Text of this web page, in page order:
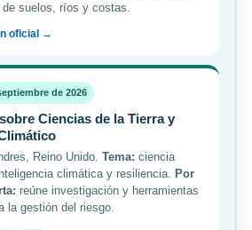
de suelos, ríos y costas.
oficial →
de 2026
Ciencias de la Tierra y
Reino Unido. Tema: ciencia
climática y resiliencia. Por
reúne investigación y herramientas
la gestión del riesgo.